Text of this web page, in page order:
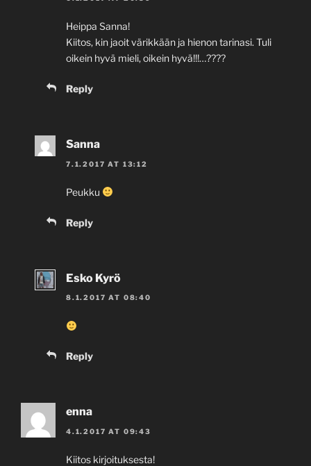
Heippa Sanna!
Kiitos, kin jaoit värikkään ja hienon tarinasi. Tuli
oikein hyvä mieli, oikein hyvä!!!…????
Reply
Sanna
7.1.2017 AT 13:12
Peukku
Reply
Esko Kyrö
8.1.2017 AT 08:40
Reply
enna
4.1.2017 AT 09:43
Kiitos kirjoituksesta!